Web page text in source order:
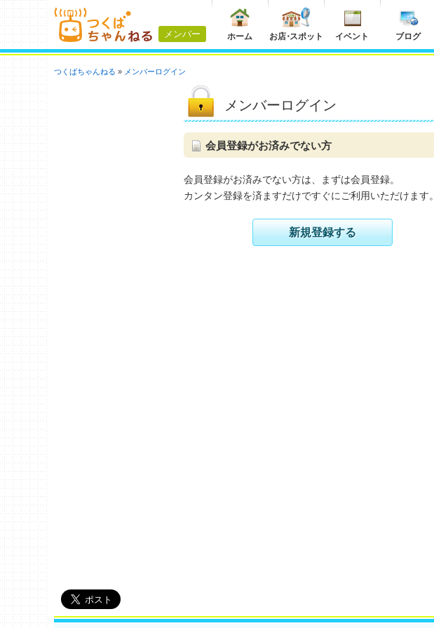
メンバー ホーム お店・スポット イベント ブログ
つくばちゃんねる メンバーログイン
メンバーログイン
会員登録がお済みでない方
会員登録がお済みでない方は、まずは会員登録。
カンタン登録を済ますだけですぐにご利用いただけます。
新規登録する